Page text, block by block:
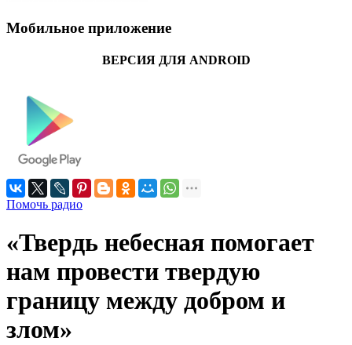
Мобильное приложение
ВЕРСИЯ ДЛЯ ANDROID
Помочь радио
«Твердь небесная помогает
нам провести твердую
границу между добром и
злом»